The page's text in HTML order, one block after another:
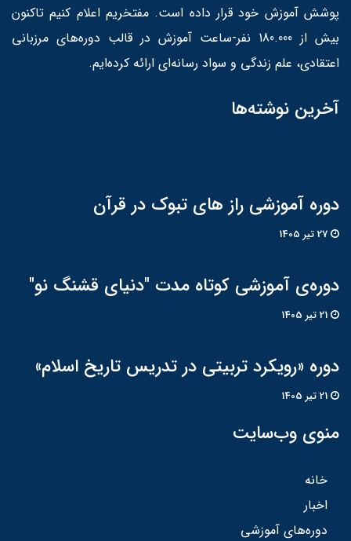
پوشش آموزش خود قرار داده است. مفتخریم اعلام کنیم تاکنون
بیش از 180.000 نفر-ساعت آموزش در قالب دوره‌های مرزبانی
اعتقادی، علم زندگی و سواد رسانه‌ای ارائه کرده‌ایم.
آخرین نوشته‌ها
دوره آموزشی راز های تبوک در قرآن
دوره‌ی آموزشی کوتاه مدت "دنیای قشنگ نو"
دوره «رویکرد تربیتی در تدریس تاریخ اسلام»
منوی وب‌سایت
خانه
اخبار
دوره‌های آموزشی